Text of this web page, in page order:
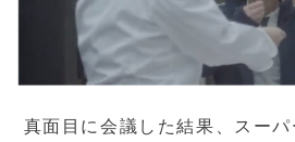
真面目に会議した結果、スー